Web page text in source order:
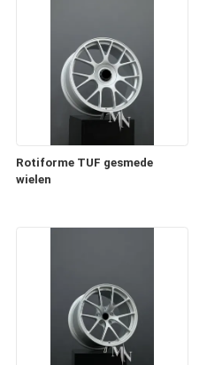
Rotiforme TUF gesmede
wielen